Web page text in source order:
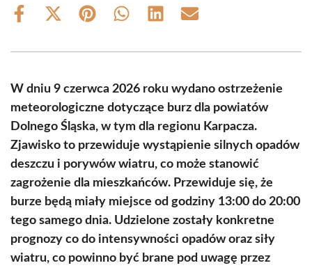
Share
Share
(Twitter)
Share Share Share Share
W dniu 9 czerwca 2026 roku wydano ostrzeżenie
meteorologiczne dotyczące burz dla powiatów
Dolnego Śląska, w tym dla regionu Karpacza.
Zjawisko to przewiduje wystąpienie silnych opadów
deszczu i porywów wiatru, co może stanowić
zagrożenie dla mieszkańców. Przewiduje się, że
burze będą miały miejsce od godziny 13:00 do 20:00
tego samego dnia. Udzielone zostały konkretne
prognozy co do intensywności opadów oraz siły
wiatru, co powinno być brane pod uwagę przez